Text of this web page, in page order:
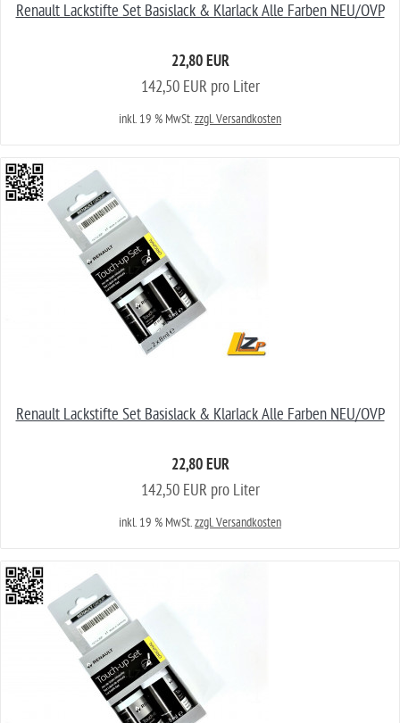
Renault Lackstifte Set Basislack & Klarlack Alle Farben NEU/OVP
22,80 EUR
142,50 EUR pro Liter
inkl. 19 % MwSt.zzgl. Versandkosten
Renault Lackstifte Set Basislack & Klarlack Alle Farben NEU/OVP
22,80 EUR
142,50 EUR pro Liter
inkl. 19 % MwSt.zzgl. Versandkosten